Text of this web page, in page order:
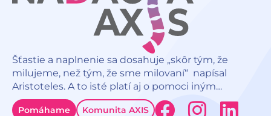
Šťastie a naplnenie sa dosahuje „skôr tým, že
milujeme, než tým, že sme milovaní“ napísal
Aristoteles. A to isté platí aj o pomoci iným…
Pomáhame Komunita AXIS F I L